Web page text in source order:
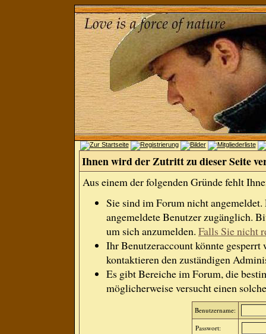
Ihnen wird der Zutritt zu dieser Seite
Aus einem der folgenden Gründe fehlt
Sie sind im Forum nicht
angemeldete Benutzer zugänglich.
um sich anzumelden. Falls Sie nicht
Ihr Benutzeraccount könnte gesperrt
kontaktieren den zuständigen
Es gibt Bereiche im Forum, die
möglicherweise versucht einen
Benutzername:
Passwort: